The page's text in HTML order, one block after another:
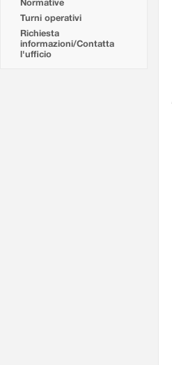
Normative
Turni operativi
Richiesta
informazioni/Contatta
l'ufficio